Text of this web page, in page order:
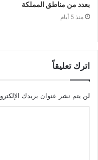
بعدد من مناطق المملكة
منذ 5 أيام
اترك تعليقاً
لن يتم نشر عنوان بريدك